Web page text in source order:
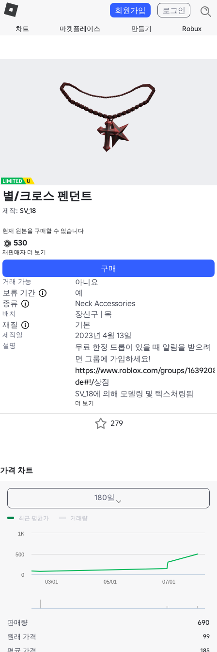
차트 마켓플레이스 만들기 Robux
회원가입 로그인
별/크로스 펜던트
제작: SV_18
현재 원본을 구매할 수 없습니다
530
재판매자 더 보기
구매
거래 가능
아니요
보류 기간
예
종류
Neck Accessories
배치
장신구 | 목
재질
기본
제작일 2023년 4월 13일
설명
무료 한정 드롭이 있을 때 알림을 받으려
https://www.roblox.com/groups/
de#!/상점
SV_18에 의해 모델링 및 텍스처링됨
더 보기
279
가격 차트
180일
최근 평균가 거래량
03/01 05/01 07/01
0
500
1K
판매량
690
원래 가격
99
185